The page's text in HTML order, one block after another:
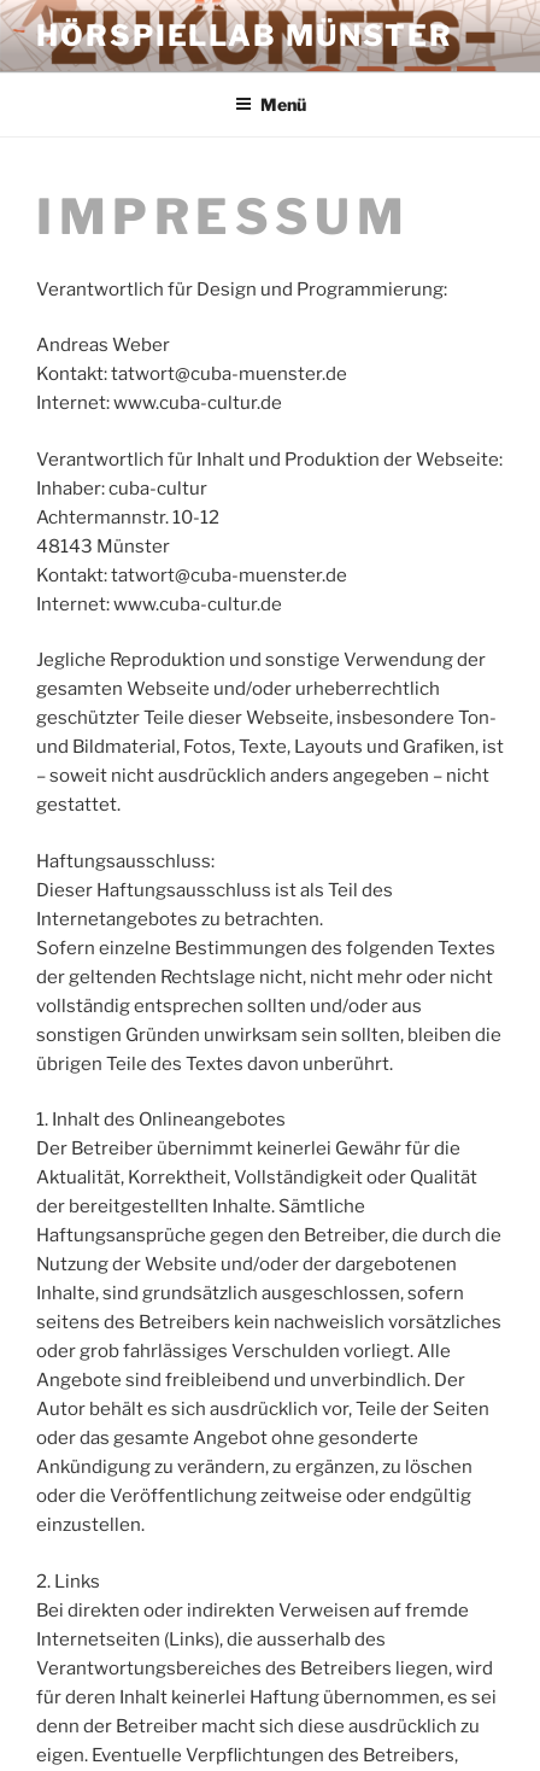
Zum
Inhalt
springen
HÖRSPIELLAB MÜNSTER
Menü
IMPRESSUM
Verantwortlich für Design und Programmierung:
Andreas Weber
Kontakt: tatwort@cuba-muenster.de
Internet: www.cuba-cultur.de
Verantwortlich für Inhalt und Produktion der Webseite:
Inhaber: cuba-cultur
Achtermannstr. 10-12
48143 Münster
Kontakt: tatwort@cuba-muenster.de
Internet: www.cuba-cultur.de
Jegliche Reproduktion und sonstige Verwendung der
gesamten Webseite und/oder urheberrechtlich
geschützter Teile dieser Webseite, insbesondere Ton-
und Bildmaterial, Fotos, Texte, Layouts und Grafiken, ist
– soweit nicht ausdrücklich anders angegeben – nicht
gestattet.
Haftungsausschluss:
Dieser Haftungsausschluss ist als Teil des
Internetangebotes zu betrachten.
Sofern einzelne Bestimmungen des folgenden Textes
der geltenden Rechtslage nicht, nicht mehr oder nicht
vollständig entsprechen sollten und/oder aus
sonstigen Gründen unwirksam sein sollten, bleiben die
übrigen Teile des Textes davon unberührt.
1. Inhalt des Onlineangebotes
Der Betreiber übernimmt keinerlei Gewähr für die
Aktualität, Korrektheit, Vollständigkeit oder Qualität
der bereitgestellten Inhalte. Sämtliche
Haftungsansprüche gegen den Betreiber, die durch die
Nutzung der Website und/oder der dargebotenen
Inhalte, sind grundsätzlich ausgeschlossen, sofern
seitens des Betreibers kein nachweislich vorsätzliches
oder grob fahrlässiges Verschulden vorliegt. Alle
Angebote sind freibleibend und unverbindlich. Der
Autor behält es sich ausdrücklich vor, Teile der Seiten
oder das gesamte Angebot ohne gesonderte
Ankündigung zu verändern, zu ergänzen, zu löschen
oder die Veröffentlichung zeitweise oder endgültig
einzustellen.
2. Links
Bei direkten oder indirekten Verweisen auf fremde
Internetseiten (Links), die ausserhalb des
Verantwortungsbereiches des Betreibers liegen, wird
für deren Inhalt keinerlei Haftung übernommen, es sei
denn der Betreiber macht sich diese ausdrücklich zu
eigen. Eventuelle Verpflichtungen des Betreibers,